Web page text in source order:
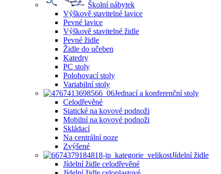
Školní nábytek
Výškově stavitelné lavice
Pevné lavice
Výškově stavitelné židle
Pevné židle
Židle do učeben
Katedry
PC stoly
Polohovací stoly
Variabilní stoly
Jednací a konferenční stoly
Celodřevěné
Statické na kovové podnoži
Mobilní na kovové podnoži
Skládací
Na centrální noze
Zvýšené
Jídelní židle
Jídelní židle celodřevěné